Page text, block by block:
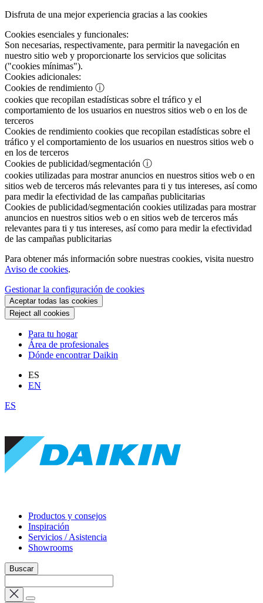
Disfruta de una mejor experiencia gracias a las cookies
Cookies esenciales y funcionales:
Son necesarias, respectivamente, para permitir la navegación en
nuestro sitio web y proporcionarte los servicios que solicitas
("cookies mínimas").
Cookies adicionales:
Cookies de rendimiento ⓘ
cookies que recopilan estadísticas sobre el tráfico y el
comportamiento de los usuarios en nuestros sitios web o en los de
terceros
Cookies de rendimiento cookies que recopilan estadísticas sobre el
tráfico y el comportamiento de los usuarios en nuestros sitios web o
en los de terceros
Cookies de publicidad/segmentación ⓘ
cookies utilizadas para mostrar anuncios en nuestros sitios web o en
sitios web de terceros más relevantes para ti y tus intereses, así como
para medir la efectividad de las campañas publicitarias
Cookies de publicidad/segmentación cookies utilizadas para mostrar
anuncios en nuestros sitios web o en sitios web de terceros más
relevantes para ti y tus intereses, así como para medir la efectividad
de las campañas publicitarias
Para obtener más información sobre nuestras cookies, visita nuestro
Aviso de cookies.
Gestionar la configuración de cookies
Aceptar todas las cookies
Reject all cookies
Para tu hogar
Área de profesionales
Dónde encontrar Daikin
ES
EN
ES
Productos y consejos
Inspiración
Servicios / Asistencia
Showrooms
Buscar